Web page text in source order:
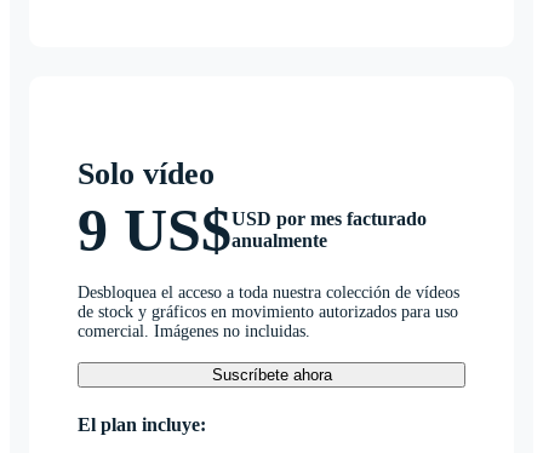
Solo vídeo
9 US$USD por mes facturado
anualmente
Desbloquea el acceso a toda nuestra colección de vídeos
de stock y gráficos en movimiento autorizados para uso
comercial. Imágenes no incluidas.
Suscríbete ahora
El plan incluye: